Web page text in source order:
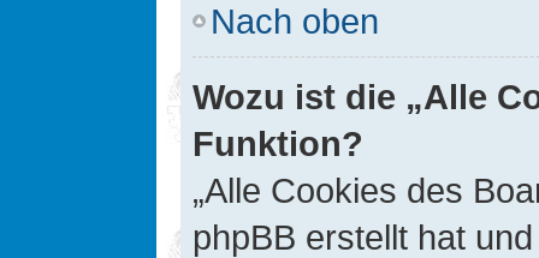
Nach oben
Wozu ist die „Alle
Funktion?
„Alle Cookies des
phpBB erstellt hat